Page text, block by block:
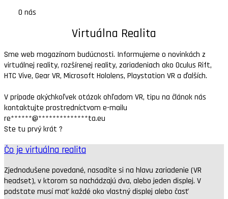
O nás
Virtuálna Realita
Sme web magazínom budúcnosti. Informujeme o novinkách z
virtuálnej reality, rozšírenej reality, zariadeniach ako Oculus Rift,
HTC Vive, Gear VR, Microsoft Hololens, Playstation VR a ďalších.
V prípade akýchkoľvek otázok ohľadom VR, tipu na článok nás
kontaktujte prostredníctvom e-mailu
re******@**************ta.eu
Ste tu prvý krát ?
Čo je virtuálna realita
Zjednodušene povedané, nasadíte si na hlavu zariadenie (VR
headset), v ktorom sa nachádzajú dva, alebo jeden displej. V
podstate musí mať každé oko vlastný displej alebo časť